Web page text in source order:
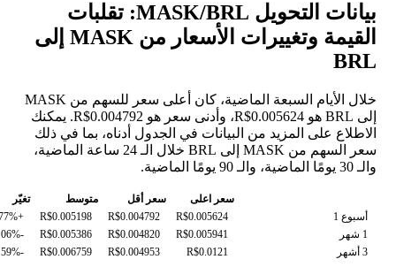
بيانات التحويل MASK/BRL: تقلبات
القيمة وتغييرات الأسعار من MASK إلى
BRL
خلال الأيام السبعة الماضية، كان أعلى سعر للسهم من MASK
إلى BRL هو R$0.005624، وأدنى سعر هو R$0.004792. يمكنك
الاطلاع على المزيد من البيانات في الجدول أدناه، بما في ذلك
سعر السهم من MASK إلى BRL خلال الـ 24 ساعة الماضية،
والـ 30 يومًا الماضية، والـ 90 يومًا الماضية.
سعر اعلى سعر أقل متوسط
تغيّر
أسبوع 1
R$0.005624
R$0.004792
R$0.005198
+1.77%
1 شهر
R$0.005941
R$0.004820
R$0.005386
-1.06%
3 أشهر
R$0.0121
R$0.004953
R$0.006759
-39.59%